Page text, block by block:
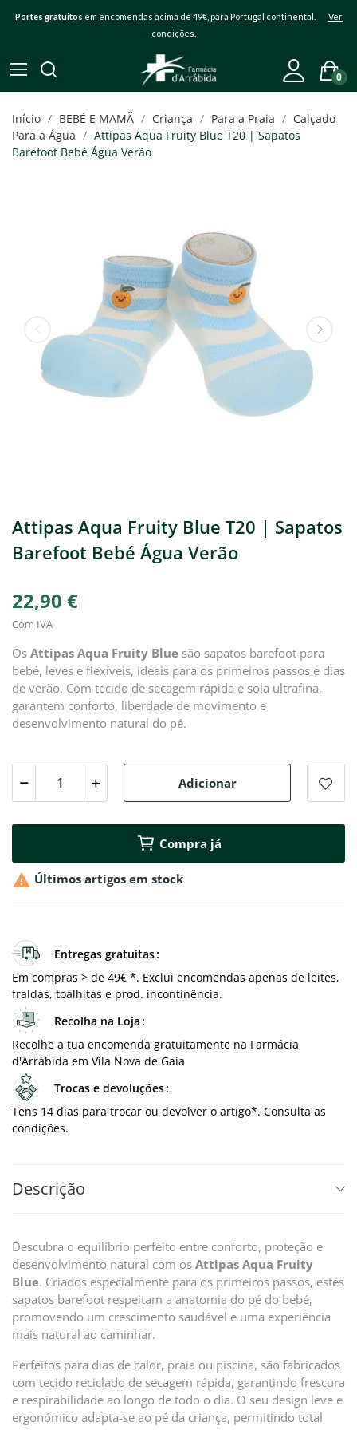
Portes gratuitos em encomendas acima de 49€, para Portugal continental. Ver
condições.
0
Início BEBÉ E MAMÃ Criança Para a Praia
Calçado
Para a Água
Attipas Aqua Fruity Blue T20 | Sapatos
Barefoot Bebé Água Verão
Attipas Aqua Fruity Blue T20 | Sapatos
Barefoot Bebé Água Verão
22,90 €
Com IVA
Os Attipas Aqua Fruity Blue são sapatos barefoot para
bebé, leves e flexíveis, ideais para os primeiros passos e dias
de verão. Com tecido de secagem rápida e sola ultrafina,
garantem conforto, liberdade de movimento e
desenvolvimento natural do pé.
Adicionar
Compra já
 Últimos artigos em stock
Entregas gratuitas
Em compras > de 49€ *. Exclui encomendas apenas de leites,
fraldas, toalhitas e prod. incontinência.
Recolha na Loja
Recolhe a tua encomenda gratuitamente na Farmácia
d'Arrábida em Vila Nova de Gaia
Trocas e devoluções
Tens 14 dias para trocar ou devolver o artigo*. Consulta as
condições.
Descrição
Descubra o equilíbrio perfeito entre conforto, proteção e
desenvolvimento natural com os Attipas Aqua Fruity
Blue. Criados especialmente para os primeiros passos, estes
sapatos barefoot respeitam a anatomia do pé do bebé,
promovendo um crescimento saudável e uma experiência
mais natural ao caminhar.
Perfeitos para dias de calor, praia ou piscina, são fabricados
com tecido reciclado de secagem rápida, garantindo frescura
e respirabilidade ao longo de todo o dia. O seu design leve e
ergonómico adapta-se ao pé da criança, permitindo total